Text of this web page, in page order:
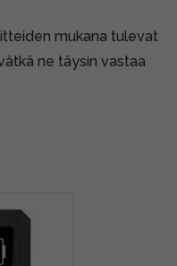
mukana tulevat
ne täysin vastaa